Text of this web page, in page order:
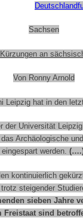
Sachsen
an
Von Ronny Arnold
Leipzig hat in den
der Universität
Archäologische
werden.
kontinuierlich
steigender
sieben Jahre
sind